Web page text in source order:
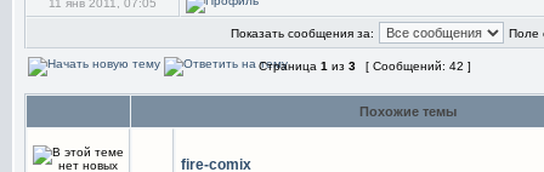
11 янв 2011, 07:05
Показать сообщения за: Поле
Страница 1 из 3 [ Сообщений: 42 ]
Похожие темы
fire-comix